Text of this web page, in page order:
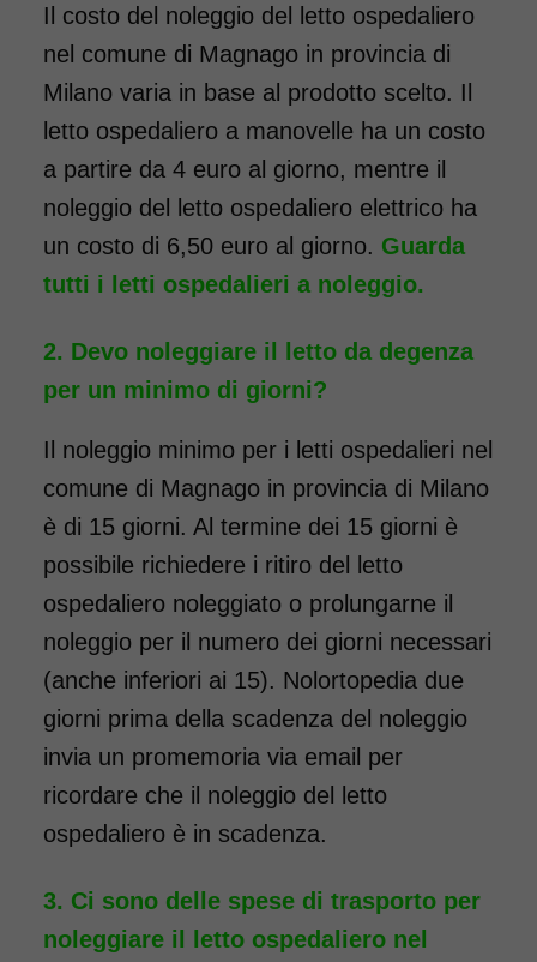
COSTO NOLEGGIO
da 116,00€
SCHEDA COMPLETA
Il costo del noleggio del letto ospedaliero
nel comune di Magnago in provincia di
Milano varia in base al prodotto scelto. Il
letto ospedaliero a manovelle ha un costo
a partire da 4 euro al giorno, mentre il
noleggio del letto ospedaliero elettrico ha
un costo di 6,50 euro al giorno. Guarda
tutti i letti ospedalieri a noleggio.
Devo noleggiare il letto da degenza
per un minimo di giorni?
Il noleggio minimo per i letti ospedalieri nel
comune di Magnago in provincia di Milano
è di 15 giorni. Al termine dei 15 giorni è
possibile richiedere i ritiro del letto
ospedaliero noleggiato o prolungarne il
noleggio per il numero dei giorni necessari
(anche inferiori ai 15). Nolortopedia due
giorni prima della scadenza del noleggio
invia un promemoria via email per
ricordare che il noleggio del letto
ospedaliero è in scadenza.
Ci sono delle spese di trasporto per
noleggiare il letto ospedaliero nel